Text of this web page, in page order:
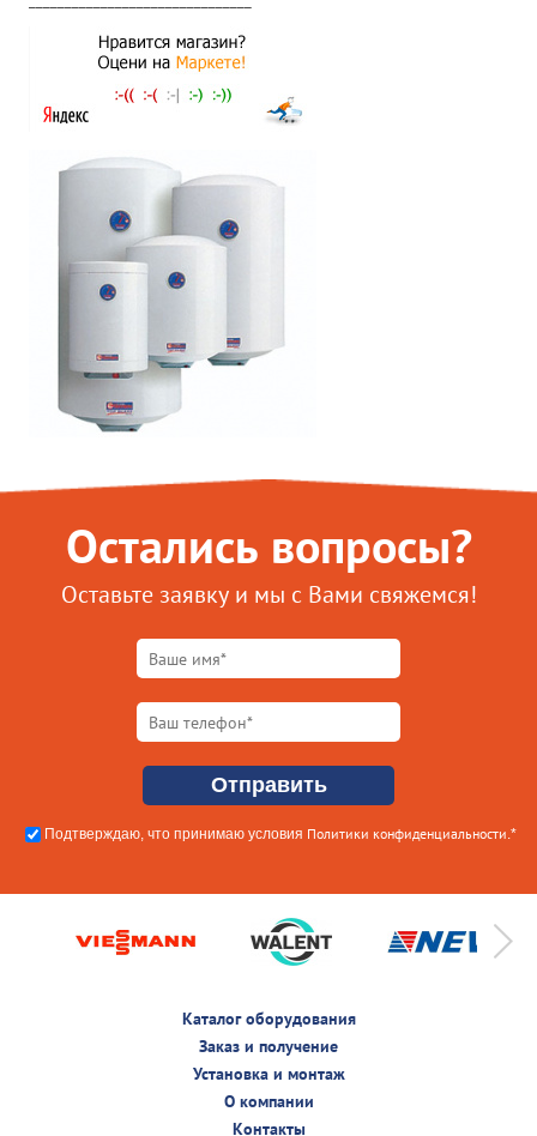
Остались вопросы?
Оставьте заявку и мы с Вами свяжемся!
Подтверждаю, что принимаю условия Политики конфиденциальности .*
Каталог оборудования
Заказ и получение
Установка и монтаж
О компании
Контакты